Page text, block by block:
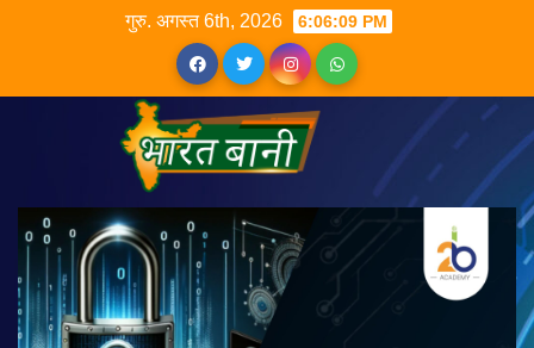
गुरु. अगस्त 6th, 2026 6:06:10 PM